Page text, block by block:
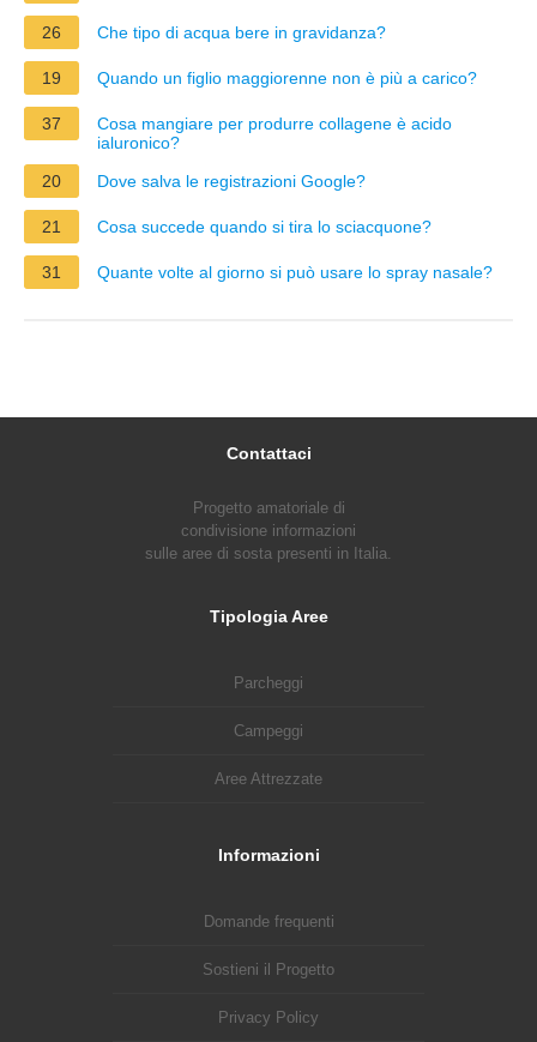
26 Che tipo di acqua bere in gravidanza?
19 Quando un figlio maggiorenne non è più a carico?
37
Cosa mangiare per produrre collagene è acido
ialuronico?
20
Dove salva le registrazioni Google?
21 Cosa succede quando si tira lo sciacquone?
31 Quante volte al giorno si può usare lo spray nasale?
Contattaci
Progetto amatoriale di
condivisione informazioni
sulle aree di sosta presenti in Italia.
Tipologia Aree
Parcheggi
Campeggi
Aree Attrezzate
Informazioni
Domande frequenti
Sostieni il Progetto
Privacy Policy